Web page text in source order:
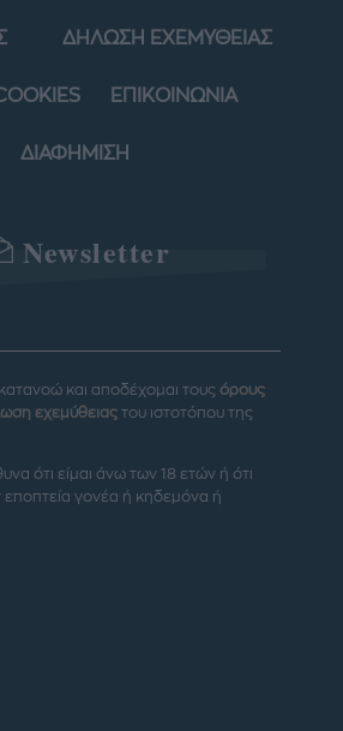
ΔΗΛΩΣΗ ΕΧΕΜΥΘΕΙΑΣ
ΕΠΙΚΟΙΝΩΝΙΑ
ΔΙΑΦΗΜΙΣΗ
Newsletter
και αποδέχομαι τους όρους
εχεμύθειας του ιστοτόπου της
ότι είμαι άνω των 18 ετών ή ότι
εποπτεία γονέα ή κηδεμόνα ή